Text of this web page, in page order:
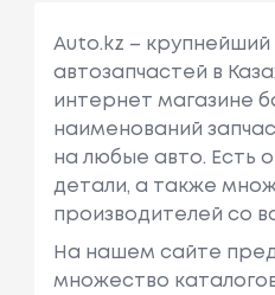
Auto.kz – крупнейший
автозапчастей в
интернет магазине
наименований
на любые авто. Есть
детали, а также
производителей со
На нашем сайте
множество